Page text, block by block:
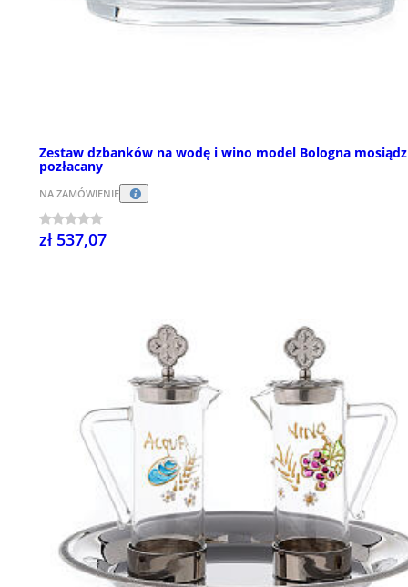
Zestaw dzbanków na wodę i wino model Bologna mosiądz
pozłacany
NA ZAMÓWIENIE
zł 537,07